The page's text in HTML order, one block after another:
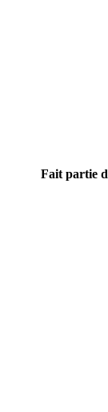
Fait partie